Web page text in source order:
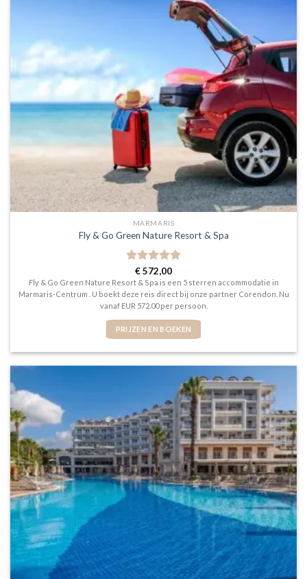
MARMARIS
Fly & Go Green Nature Resort & Spa
Gewaardeerd
5uit 5
€572,00
Fly & Go Green Nature Resort & Spa is een 5 sterren accommodatie in
Marmaris-Centrum . U boekt deze reis direct bij onze partner Corendon. Nu
vanaf EUR 572.00 per persoon.
PRIJZEN EN BOEKEN